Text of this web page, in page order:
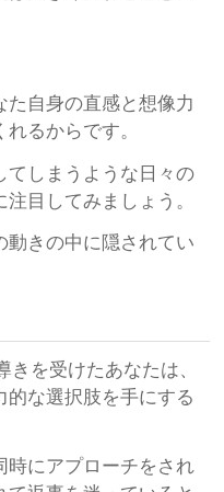
た自身の直感と想像力
るからです。
てしまうような日々の
目してみましょう。
動きの中に隠されてい
を受けたあなたは、
的な選択肢を手にする
時にアプローチをされ